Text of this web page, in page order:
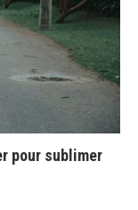
pour sublimer